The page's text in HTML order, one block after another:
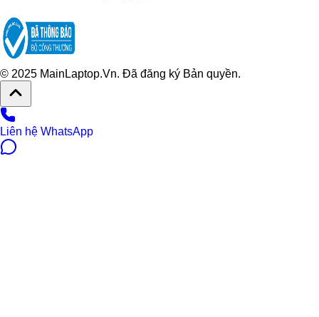
© 2025 MainLaptop.Vn. Đã đăng ký Bản quyền.
Liên hệ WhatsApp